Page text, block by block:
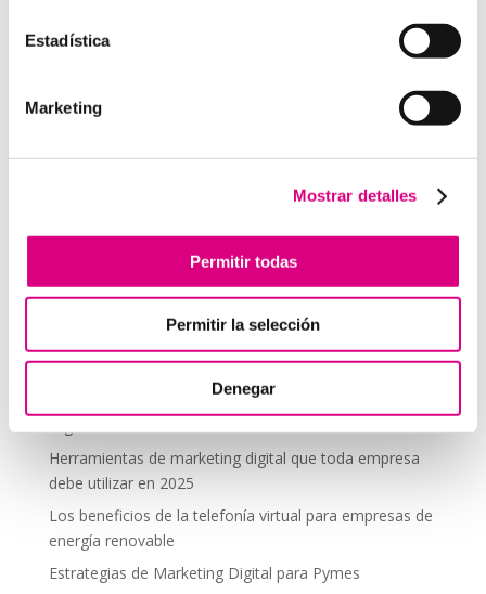
Estadística
Marketing
Mostrar detalles
Permitir todas
Permitir la selección
Denegar
comentario.
Tendencias actuales en marketing y publicidad que
llamadas
Aplicaciones de Inteligencia Artificial para el Marketing
Herramientas de marketing digital que toda empresa
debe utilizar en 2025
Los beneficios de la telefonía virtual para empresas de
energía renovable
Estrategias de Marketing Digital para Pymes